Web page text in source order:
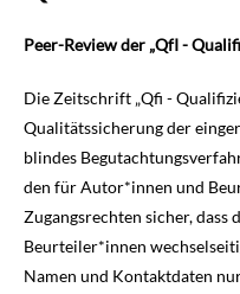
Peer-Review der „QfI -
Die Zeitschrift „Qfi -
Qualitätssicherung der
blindes
den für Autor*innen und
Zugangsrechten sicher,
Beurteiler*innen
Namen und Kontaktdaten